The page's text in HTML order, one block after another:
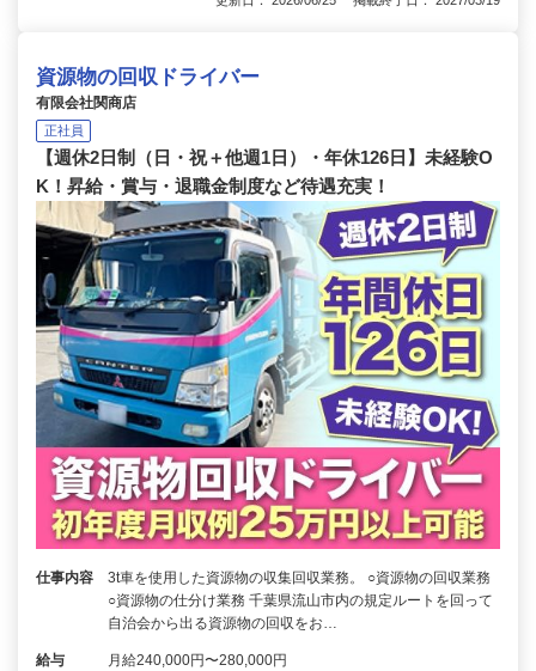
資源物の回収ドライバー
有限会社関商店
正社員
【週休2日制（日・祝＋他週1日）・年休126日】未経験O
K！昇給・賞与・退職金制度など待遇充実！
仕事内容
3t車を使用した資源物の収集回収業務。 ○資源物の回収業務
○資源物の仕分け業務 千葉県流山市内の規定ルートを回って
自治会から出る資源物の回収をお…
給与 月給240,000円〜280,000円